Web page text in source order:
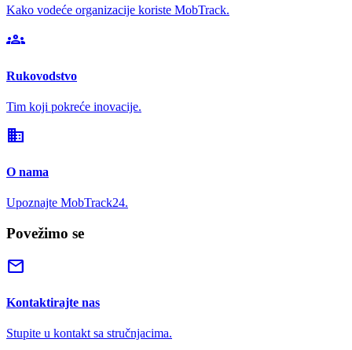
Kako vodeće organizacije koriste MobTrack.
groups
Rukovodstvo
Tim koji pokreće inovacije.
domain
O nama
Upoznajte MobTrack24.
Povežimo se
mail
Kontaktirajte nas
Stupite u kontakt sa stručnjacima.